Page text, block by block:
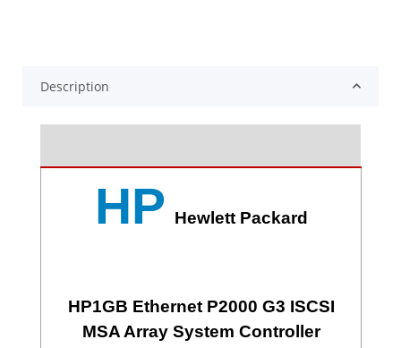
Description
HP Hewlett Packard
HP1GB Ethernet P2000 G3 ISCSI
MSA Array System Controller